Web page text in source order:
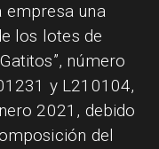
empresa una
los lotes de
número
y L210104,
2021, debido
del